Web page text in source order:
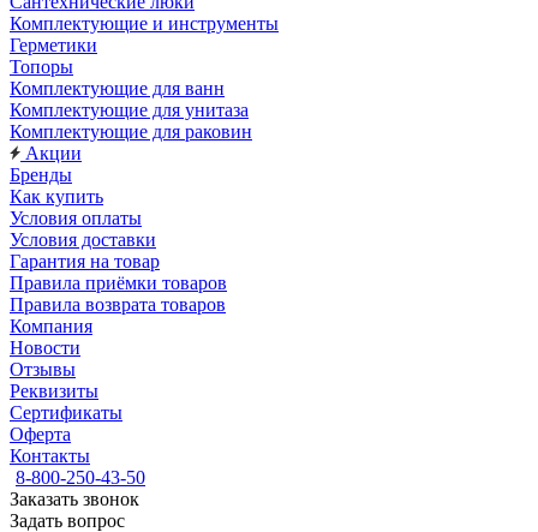
Комплектующие и инструменты
Герметики
Топоры
Комплектующие для ванн
Комплектующие для унитаза
Комплектующие для раковин
Акции
Бренды
Как купить
Условия оплаты
Условия доставки
Гарантия на товар
Правила приёмки товаров
Правила возврата товаров
Компания
Новости
Отзывы
Реквизиты
Сертификаты
Оферта
Контакты
8-800-250-43-50
Заказать звонок
Задать вопрос